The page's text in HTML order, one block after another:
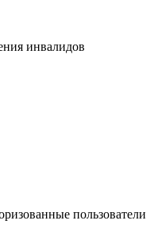
инвалидов
пользователи